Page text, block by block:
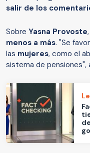
salir de los
Sobre Yasna Provoste
menos a más. "Se
las mujeres, como el
sistema de pensiones",